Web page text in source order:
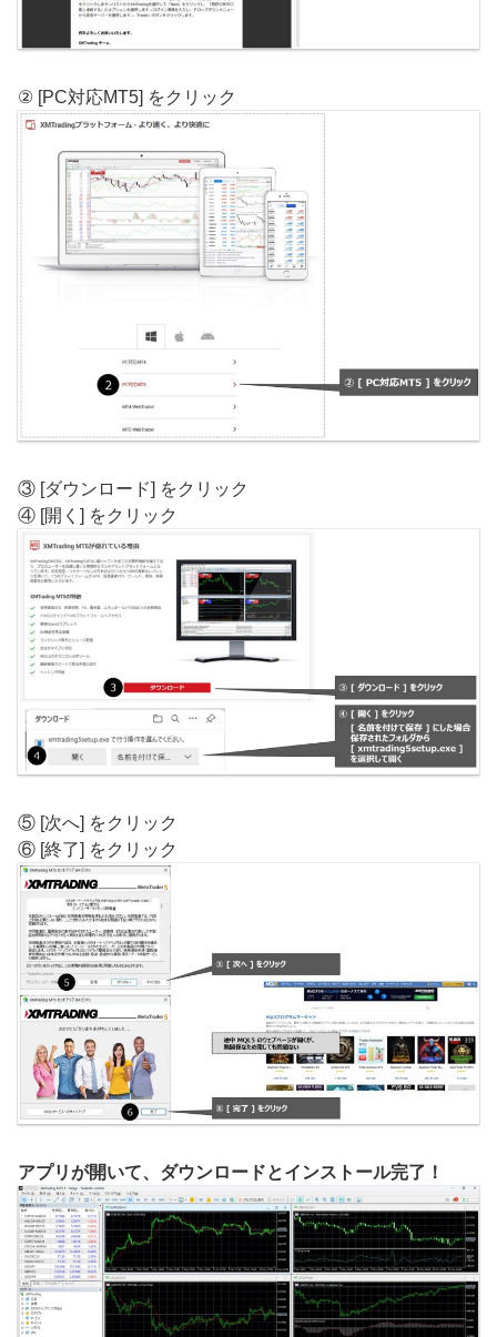
② [PC対応MT5] をクリック
③ [ダウンロード] をクリック
④ [開く] をクリック
⑤ [次へ] をクリック
⑥ [終了] をクリック
アプリが開いて、ダウンロードとインストール完了！